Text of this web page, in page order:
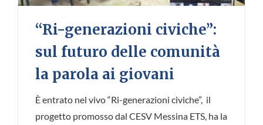
“Ri-generazioni civiche”:
sul futuro delle comunità
la parola ai giovani
È entrato nel vivo “Ri-generazioni civiche”, il
progetto promosso dal CESV Messina ETS, ha la